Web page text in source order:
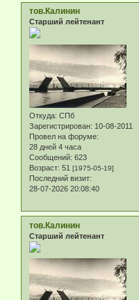
тов.Калинин
Старший лейтенант
Откуда: СПб
Зарегистрирован: 10-08-2011
Провел на форуме:
28 дней 4 часа
Сообщений: 623
Возраст: 51 [1975-05-19]
Последний визит:
28-07-2026 20:08:40
тов.Калинин
Старший лейтенант